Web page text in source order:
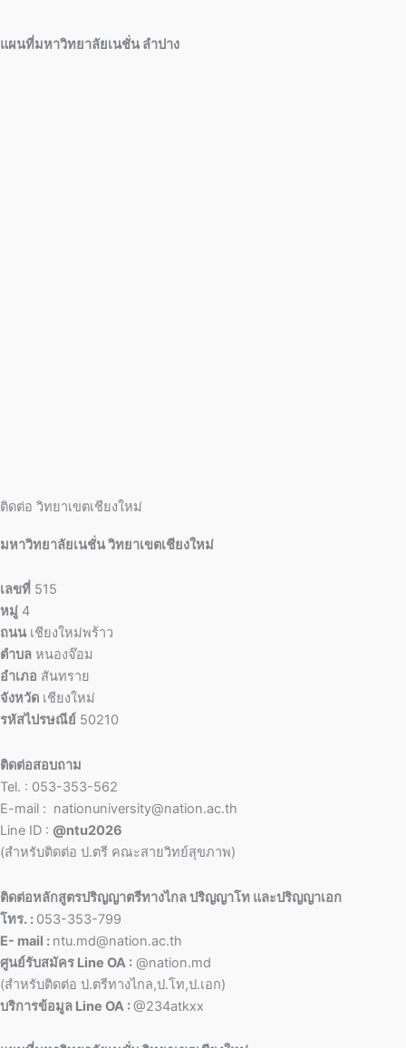
แผนที่มหาวิทยาลัยเนชั่น ลำปาง
ติดต่อ วิทยาเขตเชียงใหม่
มหาวิทยาลัยเนชั่น วิทยาเขตเชียงใหม่
เลขที่ 515
หมู่ 4
ถนน เชียงใหม่พร้าว
ตำบล หนองจ๊อม
อำเภอ สันทราย
จังหวัด เชียงใหม่
รหัสไปรษณีย์ 50210
ติดต่อสอบถาม
Tel. : 053-353-562
E-mail : nationuniversity@nation.ac.th
Line ID : @ntu2026
(สำหรับติดต่อ ป.ตรี คณะสายวิทย์สุขภาพ)
ติดต่อหลักสูตรปริญญาตรีทางไกล ปริญญาโท และปริญญาเอก
โทร. : 053-353-799
E- mail : ntu.md@nation.ac.th
ศูนย์รับสมัคร Line OA : @nation.md
(สำหรับติดต่อ ป.ตรีทางไกล,ป.โท,ป.เอก)
บริการข้อมูล Line OA :@234atkxx